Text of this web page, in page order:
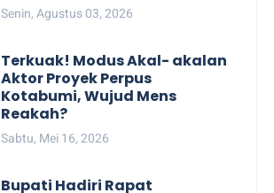
Senin, Agustus 03, 2026
Terkuak! Modus Akal- akalan
Aktor Proyek Perpus
Kotabumi, Wujud Mens
Reakah?
Sabtu, Mei 16, 2026
Bupati Hadiri Rapat